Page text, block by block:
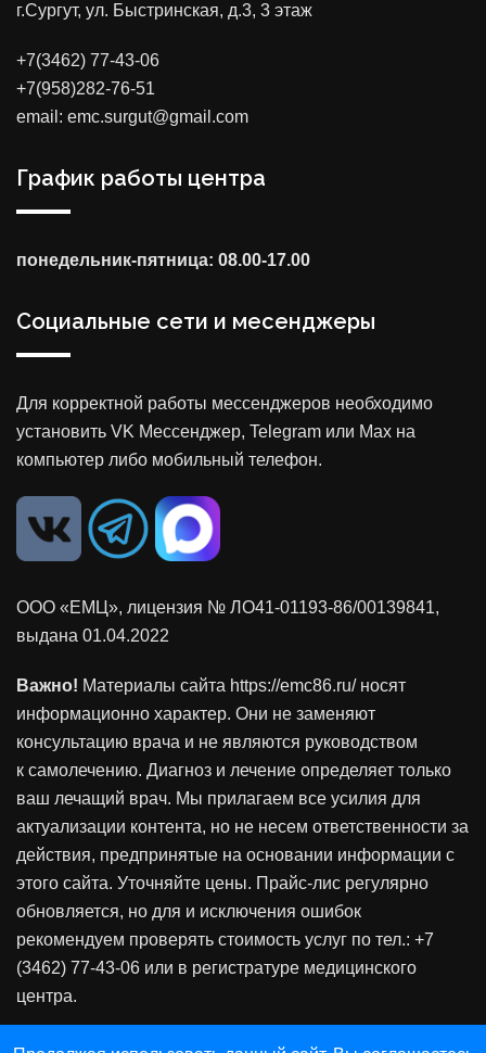
г.Сургут, ул. Быстринская, д.3, 3 этаж
+7(3462) 77-43-06
+7(958)282-76-51
email: emc.surgut@gmail.com
График работы центра
понедельник-пятница: 08.00-17.00
Социальные сети и месенджеры
Для корректной работы мессенджеров необходимо
установить VK Мессенджер, Telegram или Max на
компьютер либо мобильный телефон.
ООО «ЕМЦ», лицензия № ЛО41-01193-86/00139841,
выдана 01.04.2022
Важно! Материалы сайта https://emc86.ru/ носят
информационно характер. Они не заменяют
консультацию врача и не являются руководством
к самолечению. Диагноз и лечение определяет только
ваш лечащий врач. Мы прилагаем все усилия для
актуализации контента, но не несем ответственности за
действия, предпринятые на основании информации с
этого сайта. Уточняйте цены. Прайс-лис регулярно
обновляется, но для и исключения ошибок
рекомендуем проверять стоимость услуг по тел.: +7
(3462) 77-43-06 или в регистратуре медицинского
центра.